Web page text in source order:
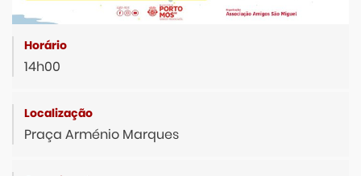
14h00
Praça Arménio Marques